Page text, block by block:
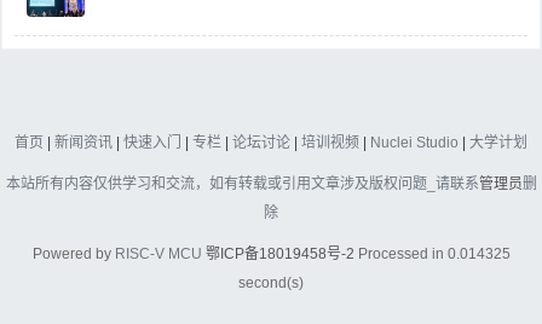
首页 新闻资讯 快速入门 专栏 论坛讨论 培训视频 Nuclei Studio 大学计划
本站所有内容仅供学习和交流，如有转载或引用文章涉及版权问题_请联系管理员删
除
Powered by RISC-V MCU 鄂ICP备18019458号-2 Processed in 0.014325
second(s)